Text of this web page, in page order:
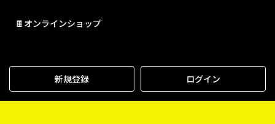
🍫オンラインショップ
新規登録 ログイン